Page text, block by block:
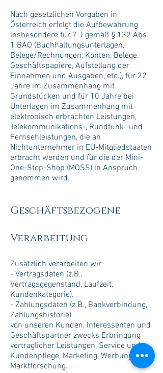
Nach gesetzlichen Vorgaben in
Österreich erfolgt die Aufbewahrung
insbesondere für 7 J gemäß § 132 Abs.
1 BAO (Buchhaltungsunterlagen,
Belege/Rechnungen, Konten, Belege,
Geschäftspapiere, Aufstellung der
Einnahmen und Ausgaben, etc.), für 22
Jahre im Zusammenhang mit
Grundstücken und für 10 Jahre bei
Unterlagen im Zusammenhang mit
elektronisch erbrachten Leistungen,
Telekommunikations-, Rundfunk- und
Fernsehleistungen, die an
Nichtunternehmer in EU-Mitgliedstaaten
erbracht werden und für die der Mini-
One-Stop-Shop (MOSS) in Anspruch
genommen wird.
Geschäftsbezogene
Verarbeitung
Zusätzlich verarbeiten wir
- Vertragsdaten (z.B.,
Vertragsgegenstand, Laufzeit,
Kundenkategorie).
- Zahlungsdaten (z.B., Bankverbindung,
Zahlungshistorie)
von unseren Kunden, Interessenten und
Geschäftspartner zwecks Erbringung
vertraglicher Leistungen, Service und
Kundenpflege, Marketing, Werbung und
Marktforschung.